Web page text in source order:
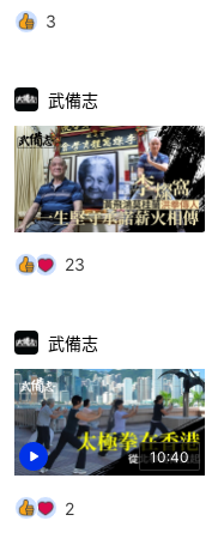
3
武備志
23
10:40
武備志
2